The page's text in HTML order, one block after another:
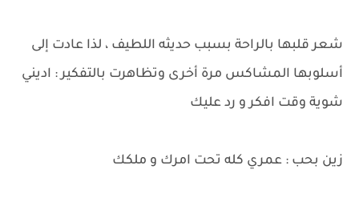
شعر قلبها بالراحة بسبب حديثه اللطيف ، لذا عادت إلى
أسلوبها المشاكس مرة أخرى وتظاهرت بالتفكير : اديني
شوية وقت افكر و رد عليك
زين بحب : عمري كله تحت امرك و ملكك